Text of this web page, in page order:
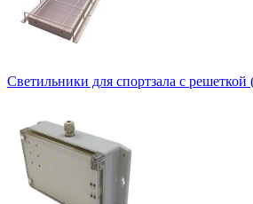
Светильники для спортзала с решеткой